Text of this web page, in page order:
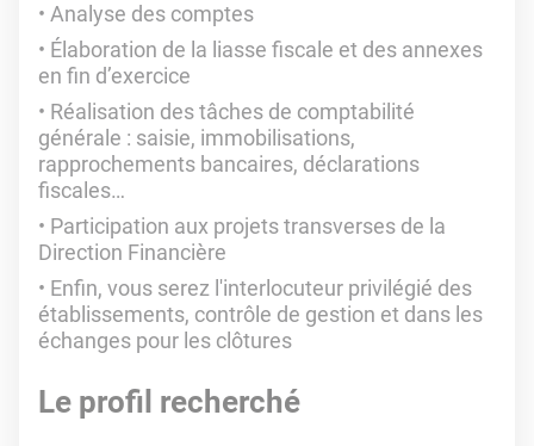
Analyse des comptes
Élaboration de la liasse fiscale et des annexes
en fin d’exercice
Réalisation des tâches de comptabilité
générale : saisie, immobilisations,
rapprochements bancaires, déclarations
fiscales…
Participation aux projets transverses de la
Direction Financière
Enfin, vous serez l'interlocuteur privilégié des
établissements, contrôle de gestion et dans les
échanges pour les clôtures
Le profil recherché